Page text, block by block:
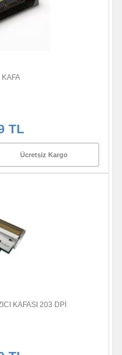
TL
Ücretsiz Kargo
KAFASI 203 DPİ